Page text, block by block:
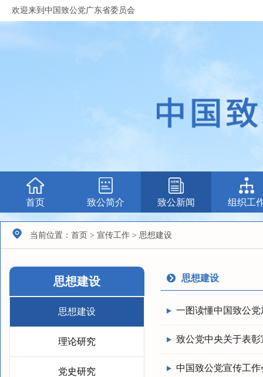
欢迎来到中国致公党广东省委员会
首页 致公简介 致公新闻 组织工
当前位置：首页 > 宣传工作 > 思想建设
思想建设
思想建设
理论研究
党史研究
思想建设
一图读懂中国致公党
致公党中央关于表
中国致公党宣传工